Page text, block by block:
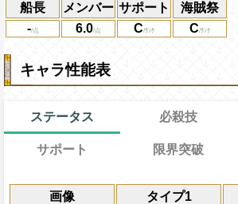
船長 メンバー サポート
海賊祭
-
6.0 C C
キャラ性能表
ステータス
画像 タイプ1
必殺技
通常 33→18
サポート 限界突破
習得す